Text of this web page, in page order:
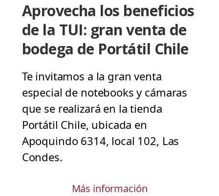
Aprovecha los beneficios
de la TUI: gran venta de
bodega de Portátil Chile
Te invitamos a la gran venta
especial de notebooks y cámaras
que se realizará en la tienda
Portátil Chile, ubicada en
Apoquindo 6314, local 102, Las
Condes.
Más información